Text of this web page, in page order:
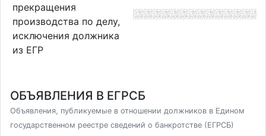
прекращения
производства по делу,
исключения должника
из ЕГР
ОБЪЯВЛЕНИЯ В ЕГРСБ
Объявления, публикуемые в отношении должников в Едином
государственном реестре сведений о банкротстве (ЕГРСБ)